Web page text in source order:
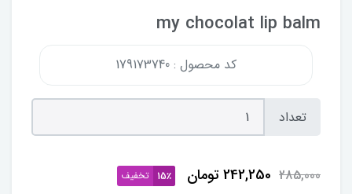
my chocolat lip balm
کد محصول : 179173740
تعداد
285,000
242,250تومان 15٪ تخفیف